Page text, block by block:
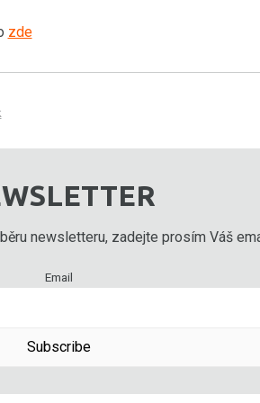
zde
newsletteru, zadejte prosím Váš
Email
Subscribe